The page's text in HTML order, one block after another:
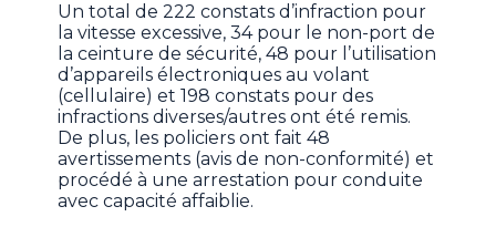
Un total de 222 constats d’infraction pour
la vitesse excessive, 34 pour le non-port de
la ceinture de sécurité, 48 pour l’utilisation
d’appareils électroniques au volant
(cellulaire) et 198 constats pour des
infractions diverses/autres ont été remis.
De plus, les policiers ont fait 48
avertissements (avis de non-conformité) et
procédé à une arrestation pour conduite
avec capacité affaiblie.